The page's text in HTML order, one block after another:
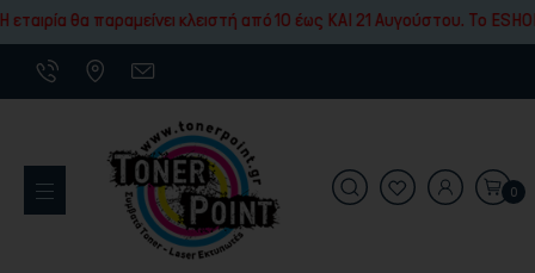
θα παραμείνει κλειστή από 10 έως ΚΑΙ 21 Αυγούστου. To ESHOP μας
Εκτυπωτικά Μηχανήματα
0